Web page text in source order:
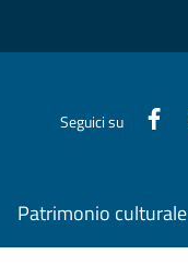
Seguici su
Patrimonio culturale